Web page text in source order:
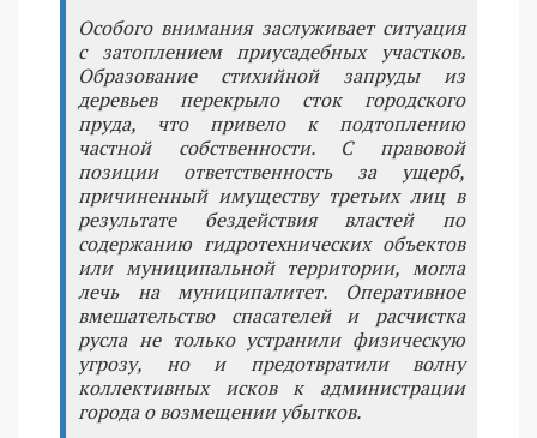
Особого внимания заслуживает ситуация
с затоплением приусадебных участков.
Образование стихийной запруды из
деревьев перекрыло сток городского
пруда, что привело к подтоплению
частной собственности. С правовой
позиции ответственность за ущерб,
причиненный имуществу третьих лиц в
результате бездействия властей по
содержанию гидротехнических объектов
или муниципальной территории, могла
лечь на муниципалитет. Оперативное
вмешательство спасателей и расчистка
русла не только устранили физическую
угрозу, но и предотвратили волну
коллективных исков к администрации
города о возмещении убытков.